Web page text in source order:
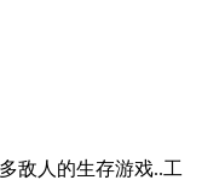
敌人的生存游戏..工